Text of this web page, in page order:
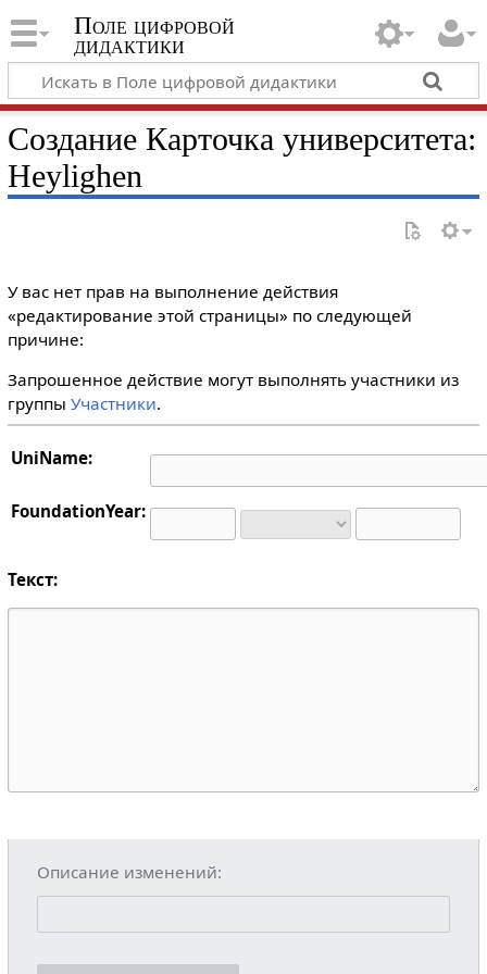
Поле цифровой
дидактики
Создание Карточка университета:
Heylighen
У вас нет прав на выполнение действия
«редактирование этой страницы» по следующей
причине:
Запрошенное действие могут выполнять участники из
группы Участники.
UniName:
FoundationYear:
Текст:
Описание изменений: